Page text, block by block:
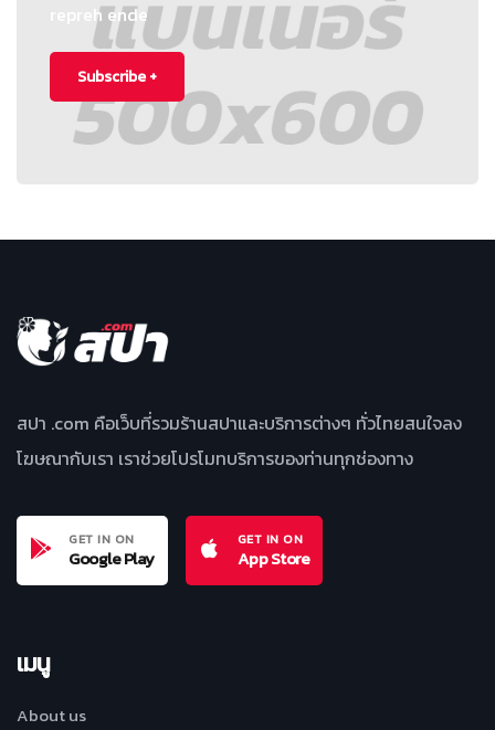
repreh ende
Subscribe +
สปา .com คือเว็บที่รวมร้านสปาและบริการต่างๆ ทั่วไทยสนใจลง
โฆษณากับเรา เราช่วยโปรโมทบริการของท่านทุกช่องทาง
GET IN ON
Google Play
GET IN ON
App Store
เมนู
About us